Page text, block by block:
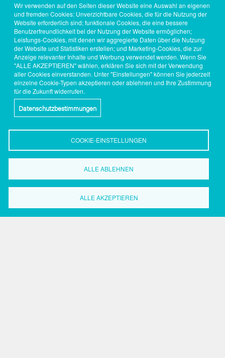
Wir verwenden auf den Seiten dieser Website eine Auswahl an eigenen
und fremden Cookies: Unverzichtbare Cookies, die für die Nutzung der
Website erforderlich sind; funktionale Cookies, die eine bessere
Benutzerfreundlichkeit bei der Nutzung der Website ermöglichen;
Leistungs-Cookies, mit denen wir aggregierte Daten über die Nutzung
der Website und Statistiken erstellen; und Marketing-Cookies, die zur
Anzeige relevanter Inhalte und Werbung verwendet werden. Wenn Sie
"ALLE AKZEPTIEREN" wählen, erklären Sie sich mit der Verwendung
aller Cookies einverstanden. Unter "Einstellungen" können Sie jederzeit
einzelne Cookie-Typen akzeptieren oder ablehnen und Ihre Zustimmung
für die Zukunft widerrufen.
Datenschutzbestimmungen
COOKIE-EINSTELLUNGEN
ALLE ABLEHNEN
ALLE AKZEPTIEREN
Wirtschaftsförderung
Grüne Straße 2-8
44147 Dortmund